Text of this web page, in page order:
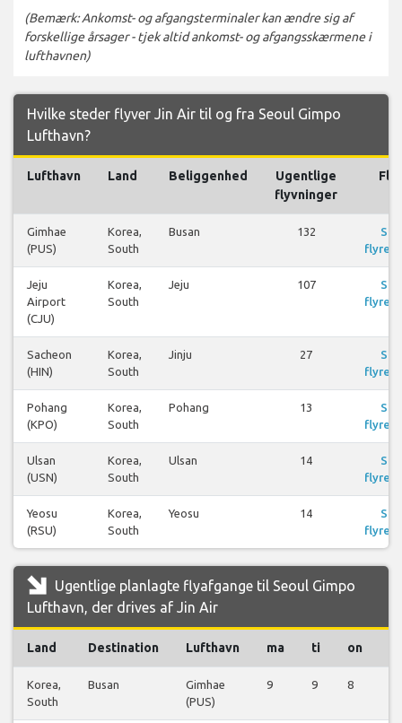
(Bemærk: Ankomst- og afgangsterminaler kan ændre sig af
forskellige årsager - tjek altid ankomst- og afgangsskærmene i
lufthavnen)
Hvilke steder flyver Jin Air til og fra Seoul Gimpo
Lufthavn?
Lufthavn Land Beliggenhed
Ugentlige
flyvninger
Fly
Gimhae
(PUS)
Korea,
South
Busan 132
Se
Jeju
Airport
(CJU)
Korea,
South
Jeju 107
Se
Sacheon
(HIN)
Korea,
South
Jinju 27
Se
Pohang
(KPO)
Korea,
South
Pohang 13
Se
Ulsan
(USN)
Korea,
South
Ulsan 14
Se
Yeosu
(RSU)
Korea,
South
Yeosu 14
Se
Ugentlige planlagte flyafgange til Seoul Gimpo
Lufthavn, der drives af Jin Air
Land Destination Lufthavn ma ti on
Korea,
South
Busan
Gimhae
(PUS)
9 9 8